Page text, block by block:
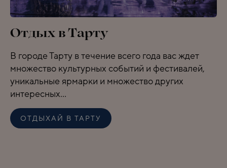
Отдых в Тарту
В городе Тарту в течение всего года вас ждет
множество культурных событий и фестивалей,
уникальные ярмарки и множество других
интересных...
ОТДЫХАЙ В ТАРТУ